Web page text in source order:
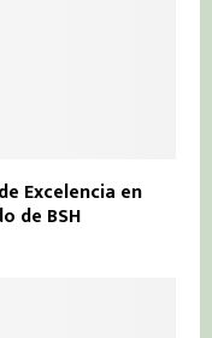
Excelencia en
de BSH